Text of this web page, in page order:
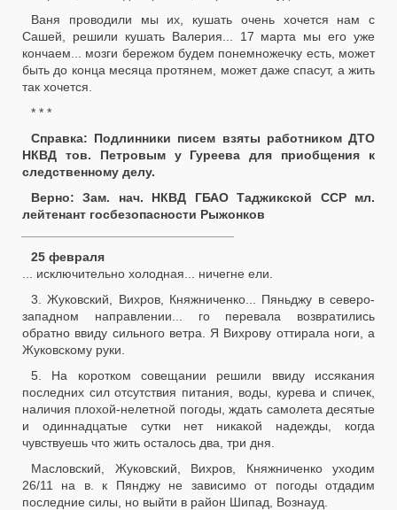
Ваня проводили мы их, кушать очень хочется нам с
Сашей, решили кушать Валерия... 17 марта мы его уже
кончаем... мозги бережом будем понемножечку есть, может
быть до конца месяца протянем, может даже спасут, а жить
так хочется.
* * *
Справка: Подлинники писем взяты работником ДТО
НКВД тов. Петровым у Гуреева для приобщения к
следственному делу.
Верно: Зам. нач. НКВД ГБАО Таджикской ССР мл.
лейтенант госбезопасности Рыжонков
25 февраля
... исключительно холодная... ничегне ели.
3. Жуковский, Вихров, Княжниченко... Пяньджу в северо-
западном направлении... го перевала возвратились
обратно ввиду сильного ветра. Я Вихрову оттирала ноги, а
Жуковскому руки.
5. На коротком совещании решили ввиду иссякания
последних сил отсутствия питания, воды, курева и спичек,
наличия плохой-нелетной погоды, ждать самолета десятые
и одиннадцатые сутки нет никакой надежды, когда
чувствуешь что жить осталось два, три дня.
Масловский, Жуковский, Вихров, Княжниченко уходим
26/11 на в. к Пянджу не зависимо от погоды отдадим
последние силы, но выйти в район Шипад, Вознауд.